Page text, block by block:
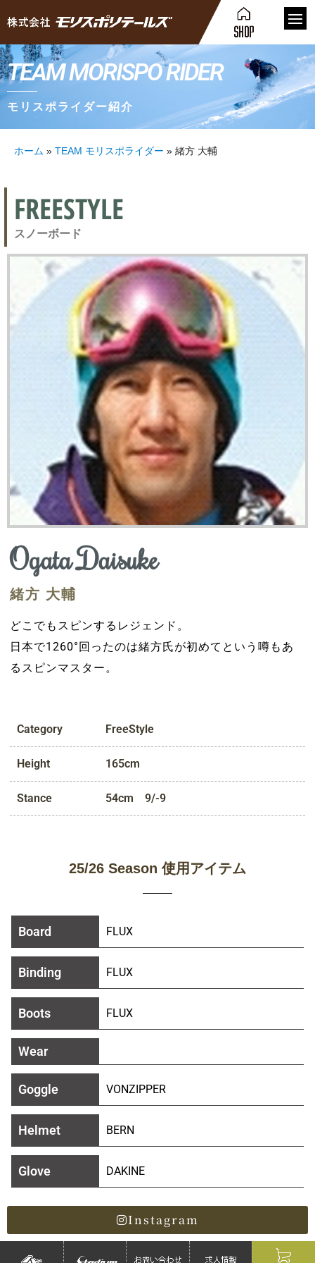
TEAM MORISPO RIDER
モリスポライダー紹介
ホーム » TEAM モリスポライダー » 緒方 大輔
FREESTYLE
スノーボード
Ogata Daisuke
緒方 大輔
どこでもスピンするレジェンド。
日本で1260°回ったのは緒方氏が初めてという噂もあ
るスピンマスター。
Category FreeStyle
Height 165cm
Stance 54cm 9/-9
25/26 Season 使用アイテム
Board FLUX
Binding FLUX
Boots FLUX
Wear
Goggle VONZIPPER
Helmet BERN
Glove DAKINE
Instagram